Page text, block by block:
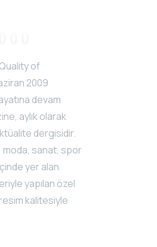
of
2009
devam
aylık olarak
dergisidir.
moda, sanat, spor
yer alan
yapılan özel
kalitesiyle